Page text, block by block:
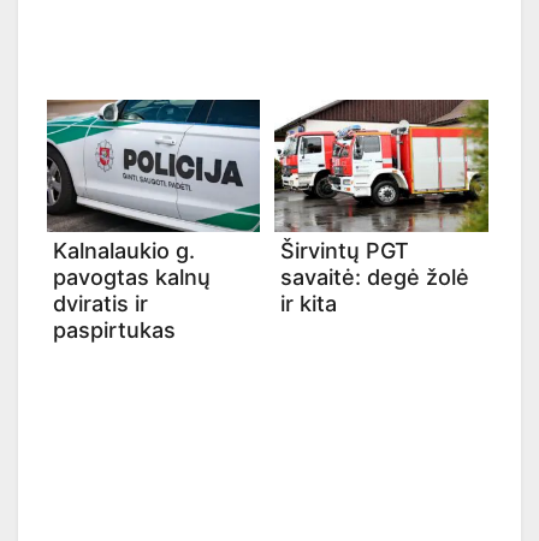
Kalnalaukio g.
pavogtas kalnų
dviratis ir
paspirtukas
Širvintų PGT
savaitė: degė žolė
ir kita